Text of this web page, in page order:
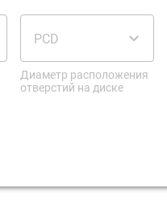
PCD
Диаметр расположения
отверстий на диске